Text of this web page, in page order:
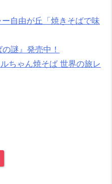
自由が丘「焼きそばで味
謎』発売中！
ちゃん焼そば 世界の旅レ